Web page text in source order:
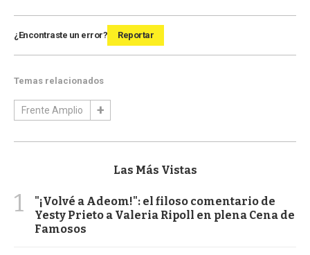
¿Encontraste un error? Reportar
Temas relacionados
Frente Amplio
Las Más Vistas
1
"¡Volvé a Adeom!": el filoso comentario de
Yesty Prieto a Valeria Ripoll en plena Cena de
Famosos